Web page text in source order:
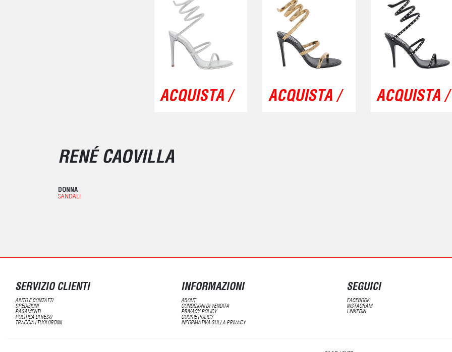
ACQUISTA / ACQUISTA / ACQUISTA /
RENÉ CAOVILLA
DONNA
SANDALI
SERVIZIO CLIENTI
AIUTO E CONTATTI
SPEDIZIONI
PAGAMENTI
POLITICA DI RESO
TRACCIA I TUOI ORDINI
INFORMAZIONI
ABOUT
CONDIZIONI DI VENDITA
PRIVACY POLICY
COOKIE POLICY
INFORMATIVA SULLA PRIVACY
SEGUICI
FACEBOOK
INSTAGRAM
LINKEDIN